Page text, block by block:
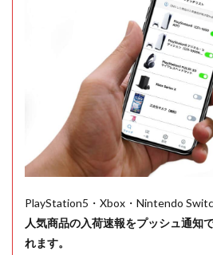
PlayStation5・Xbox・Nintendo
人気商品の入荷速報をプッシュ通知
れます。